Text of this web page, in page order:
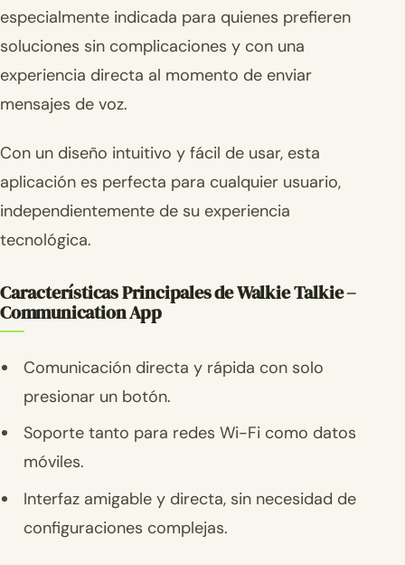
especialmente indicada para quienes prefieren
soluciones sin complicaciones y con una
experiencia directa al momento de enviar
mensajes de voz.
Con un diseño intuitivo y fácil de usar, esta
aplicación es perfecta para cualquier usuario,
independientemente de su experiencia
tecnológica.
Características Principales de Walkie Talkie –
Communication App
Comunicación directa y rápida con solo
presionar un botón.
Soporte tanto para redes Wi-Fi como datos
móviles.
Interfaz amigable y directa, sin necesidad de
configuraciones complejas.